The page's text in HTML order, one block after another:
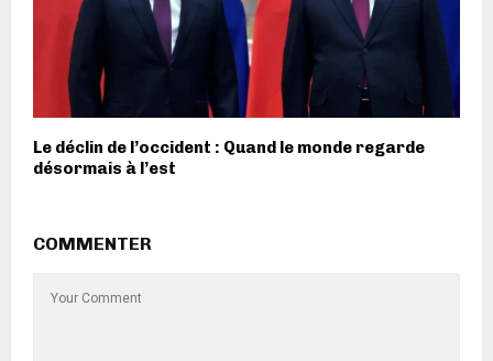
Le déclin de l’occident : Quand le monde regarde
désormais à l’est
COMMENTER